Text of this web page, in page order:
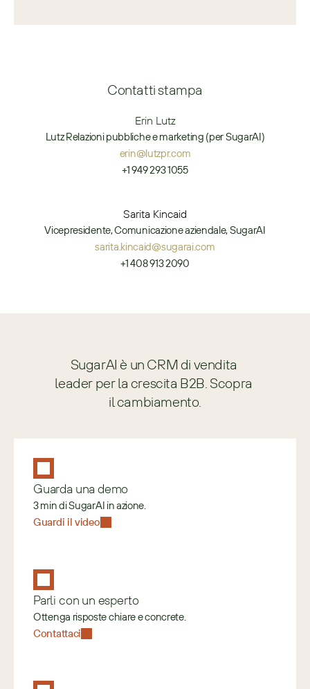
Contatti stampa
Erin Lutz
Lutz Relazioni pubbliche e marketing (per SugarAI)
erin@lutzpr.com
+1 949 293 1055
Sarita Kincaid
Vicepresidente, Comunicazione aziendale, SugarAI
sarita.kincaid@sugarai.com
+1 408 913 2090
SugarAI è un CRM di vendita
leader per la crescita B2B. Scopra
il cambiamento.
Guarda una demo
3 min di SugarAI in azione.
Guardi il video
Parli con un esperto
Ottenga risposte chiare e concrete.
Contattaci